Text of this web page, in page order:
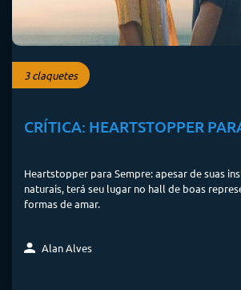
3 claquetes
CRÍTICA: HEARTSTOPPER
Heartstopper para Sempre: apesar de suas
naturais, terá seu lugar no hall de boas
formas de amar.
Alan Alves